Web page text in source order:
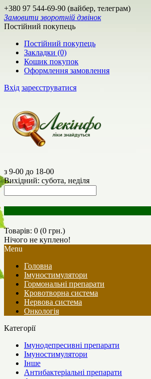
+380 97 544-69-90 (вайбер, телеграм)
Замовити зворотній дзвінок
Постійний покупець
Постійний покупець
Закладки (0)
Кошик покупок
Оформлення замовлення
Вхід зареєструватися
з 9-00 до 18-00
Вихідний: субота, неділя
Товарів: 0 (0 грн.)
Нічого не куплено!
Menu
Головна
Імуностимулятори
Гормональні препарати
Кровотворна система
Нервова система
Онкологія
Категорії
Імунодепресивні препарати
Імуностимулятори
Інше
Антибактеріальні препарати